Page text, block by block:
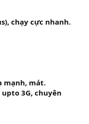
chạy cực nhanh.
mạnh, mát.
upto 3G, chuyên